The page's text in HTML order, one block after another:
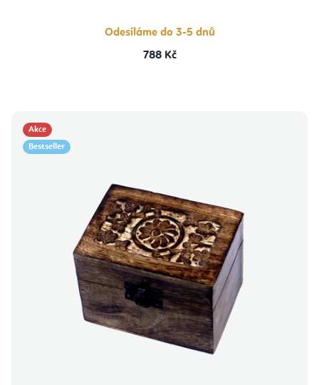
Odesíláme do 3-5 dnů
788 Kč
Akce
Bestseller